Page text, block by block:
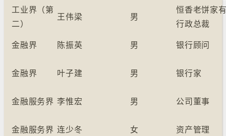
工业界（第
二）
王伟梁 男
恒香老饼家
行政总裁
金融界 陈振英 男 银行顾问
金融界 叶子建 男 银行家
金融服务界 李惟宏 男 公司董事
金融服务界 连少冬 女 资产管理